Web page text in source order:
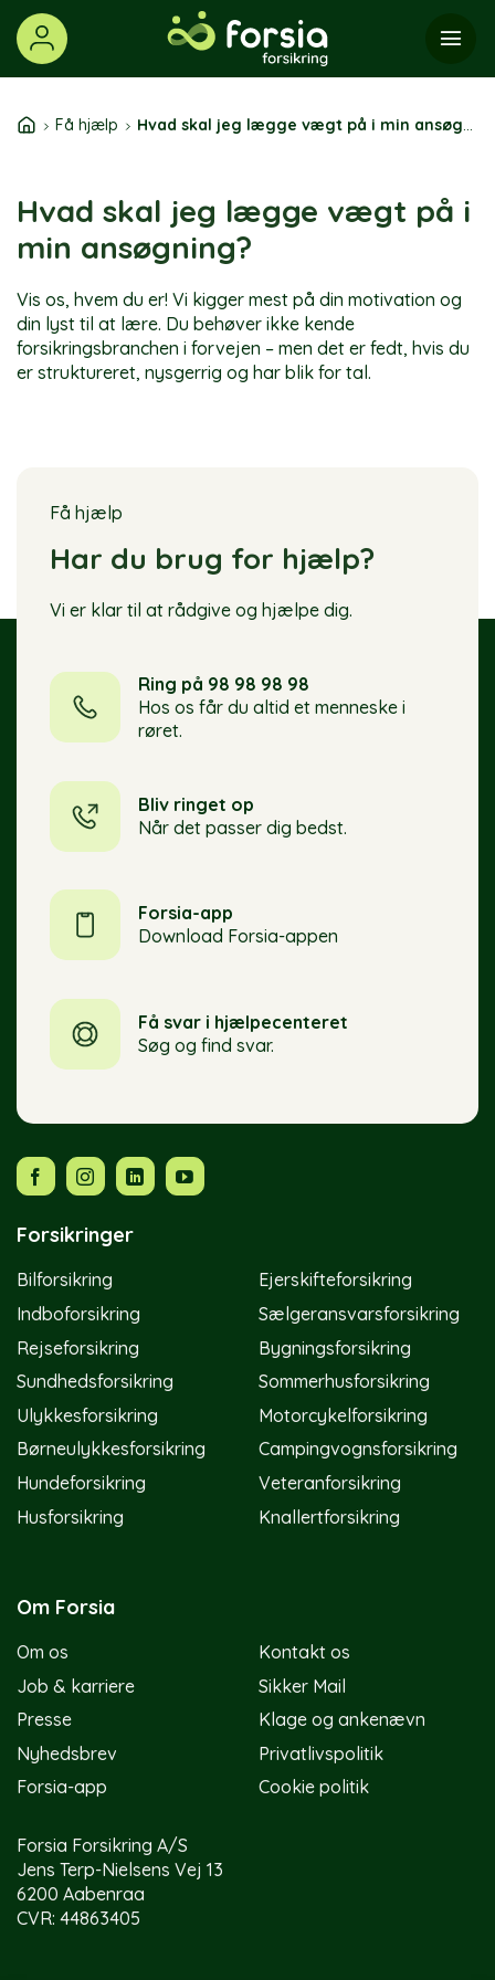
Skip
content
Få hjælp Hvad skal jeg lægge vægt på i min ansøgning?
Hvad skal jeg lægge vægt på i
min ansøgning?
Vis os, hvem du er! Vi kigger mest på din motivation og
din lyst til at lære. Du behøver ikke kende
forsikringsbranchen i forvejen – men det er fedt, hvis du
er struktureret, nysgerrig og har blik for tal.
Få hjælp
Har du brug for hjælp?
Vi er klar til at rådgive og hjælpe dig.
Ring på 98 98 98 98
Hos os får du altid et menneske i
røret.
Bliv ringet op
Når det passer dig bedst.
Forsia-app
Download Forsia-appen
Få svar i hjælpecenteret
Søg og find svar.
Forsikringer
Bilforsikring
Indboforsikring
Rejseforsikring
Sundhedsforsikring
Ulykkesforsikring
Børneulykkesforsikring
Hundeforsikring
Husforsikring
Ejerskifteforsikring
Sælgeransvarsforsikring
Bygningsforsikring
Sommerhusforsikring
Motorcykelforsikring
Campingvognsforsikring
Veteranforsikring
Knallertforsikring
Om Forsia
Om os
Job & karriere
Presse
Nyhedsbrev
Forsia-app
Kontakt os
Sikker Mail
Klage og ankenævn
Privatlivspolitik
Cookie politik
Forsia Forsikring A/S
Jens Terp-Nielsens Vej 13
6200 Aabenraa
CVR: 44863405